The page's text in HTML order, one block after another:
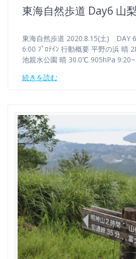
東海自然歩道 Day6 山
東海自然歩道 2020.8.15(土) DAY
6:00 ﾌﾟﾛﾃｲﾝ 行動概要 平野の浜 晴
池親水公園 晴 30.0℃ 905hPa
続きを読む